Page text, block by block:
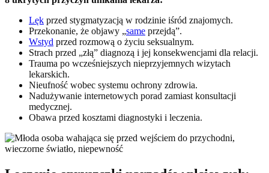
Lęk przed stygmatyzacją w rodzinie iśród znajomych.
Przekonanie, że objawy „same przejdą”.
Wstyd przed rozmową o życiu seksualnym.
Strach przed „złą” diagnozą i jej konsekwencjami dla relacji.
Trauma po wcześniejszych nieprzyjemnych wizytach
lekarskich.
Nieufność wobec systemu ochrony zdrowia.
Nadużywanie internetowych porad zamiast konsultacji
medycznej.
Obawa przed kosztami diagnostyki i leczenia.